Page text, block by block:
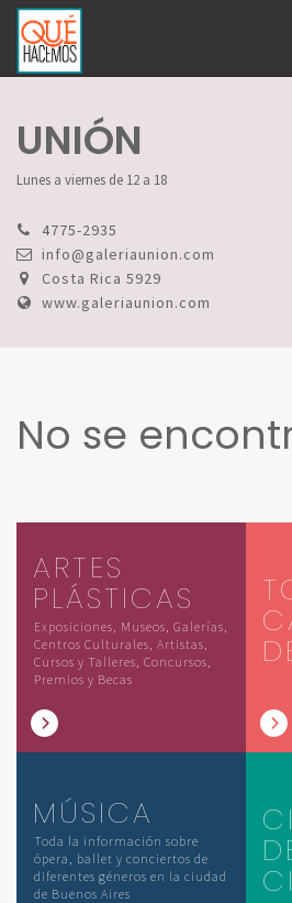
UNIÓN
Lunes a viernes de 12 a 18
4775-2935
info@galeriaunion.com
Costa Rica 5929
www.galeriaunion.com
No se
ARTES
PLÁSTICAS
Exposiciones, Museos, Galerías,
Centros Culturales, Artistas,
Cursos y Talleres, Concursos,
Premios y Becas
MÚSICA
Toda la información sobre
ópera, ballet y conciertos de
diferentes géneros en la ciudad
de Buenos Aires